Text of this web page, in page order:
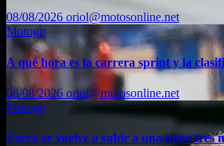
08/08/2026 oriol@motosonline.net
Motogp
A qué hora es la carrera sprint y la
08/08/2026 oriol@motosonline.net
Motogp
Zarco se vuelve a subir a una moto tres